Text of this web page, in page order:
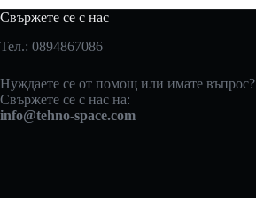
Свържете се с нас
Тел.: 0894867086
Нуждаете се от помощ или имате въпрос?
Свържете се с нас на:
info@tehno-space.com